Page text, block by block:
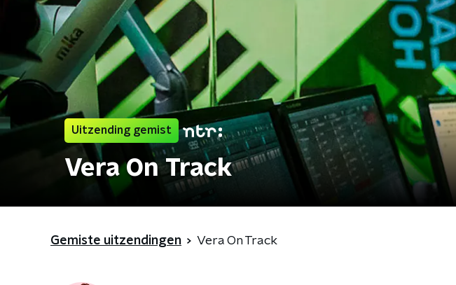
Uitzending gemist
Vera On Track
Gemiste uitzendingen Vera On Track